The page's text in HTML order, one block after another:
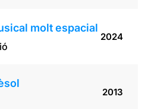
molt espacial
2024
2013